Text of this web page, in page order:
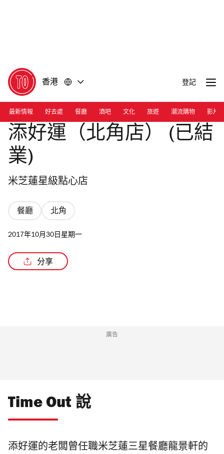
香港 登記
最新情報 好去處 餐廳 酒吧 文化 旅遊 潮流購物 影片
添好運（北角店） (已結
業)
米芝蓮星級點心店
餐廳 北角
2017年10月30日星期一
分享
廣告
Time Out 說
添好運的老闆曾任職米芝蓮三星餐廳龍景軒的